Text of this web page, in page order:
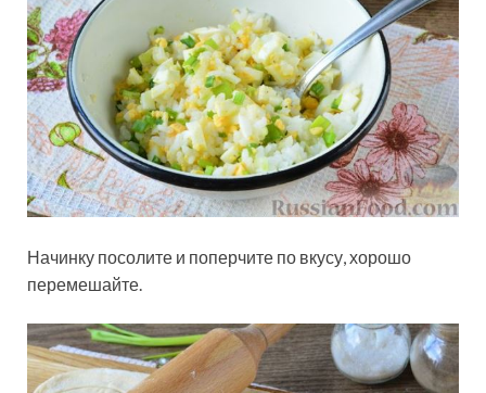
Начинку посолите и поперчите по вкусу, хорошо
перемешайте.